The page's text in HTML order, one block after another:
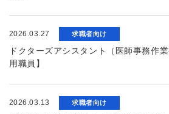
2026.03.27 求職者向け
ドクターズアシスタント（医師事務作
用職員】
2026.03.13 求職者向け